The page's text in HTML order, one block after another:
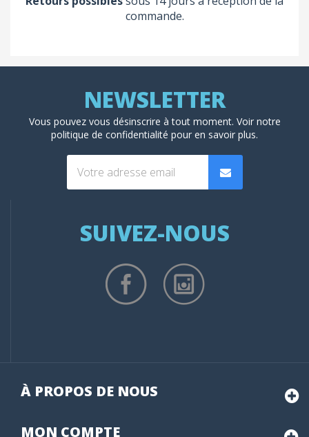
commande.
Vous pouvez vous désinscrire à tout moment. Voir notre
politique de confidentialité pour en savoir plus.
SUIVEZ-NOUS
À PROPOS DE NOUS
MON COMPTE